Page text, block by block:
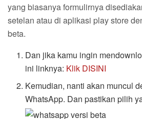
yang biasanya formulirnya
setelan atau di aplikasi play store
beta.
Dan jika kamu ingin
ini linknya: Klik DISINI
Kemudian, nanti akan muncul
WhatsApp. Dan pastikan pilih